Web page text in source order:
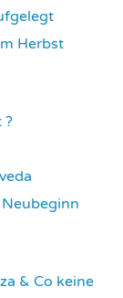
Herbst
?
& Co keine